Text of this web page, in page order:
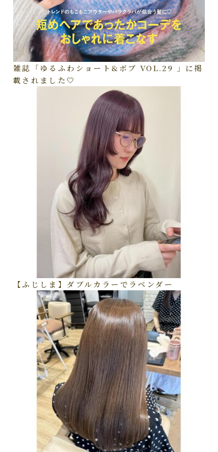
雑誌「ゆるふわショート&ボブ VOL.29 」に掲
載されました🤍
【ふじしま】ダブルカラーでラベンダー